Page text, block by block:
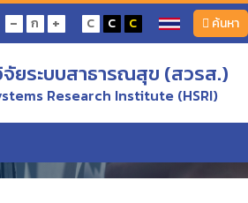
- ก + C C C ค้นหา
ยระบบสาธารณสุข (สวรส.)
Research Institute (HSRI)
รสุขภาพช่องปากระดับปฐมภูมิภายใต้บริบทการถ่าย
ำบล: การวิเคราะห์เปรียบเทียบปี พ.ศ. 2565 และ 2568